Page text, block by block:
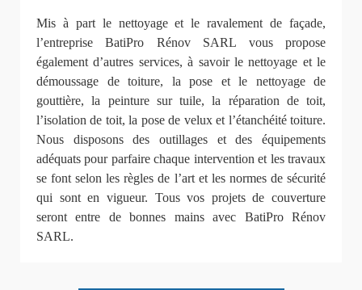
Mis à part le nettoyage et le ravalement de façade,
l’entreprise BatiPro Rénov SARL vous propose
également d’autres services, à savoir le nettoyage et le
démoussage de toiture, la pose et le nettoyage de
gouttière, la peinture sur tuile, la réparation de toit,
l’isolation de toit, la pose de velux et l’étanchéité toiture.
Nous disposons des outillages et des équipements
adéquats pour parfaire chaque intervention et les travaux
se font selon les règles de l’art et les normes de sécurité
qui sont en vigueur. Tous vos projets de couverture
seront entre de bonnes mains avec BatiPro Rénov
SARL.